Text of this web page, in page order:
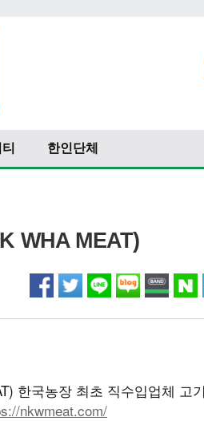
한인단체
WHA MEAT)
한국농장 최초 직수입업체 고
nkwmeat.com/